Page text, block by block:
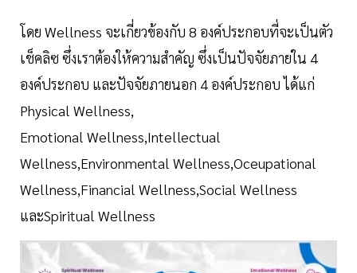
โดย Wellness จะเกี่ยวข้องกับ 8 องค์ประกอบที่จะเป็นตัว
เช็คลิซ ซึ่งเราต้องให้ความสำคัญ ซึ่งเป็นปัจจัยภายใน 4
องค์ประกอบ และปัจจัยภายนอก 4 องค์ประกอบ ได้แก่
Physical Wellness,
Emotional Wellness,Intellectual
Wellness,Environmental Wellness,Oceupational
Wellness,Financial Wellness,Social Wellness
และSpiritual Wellness